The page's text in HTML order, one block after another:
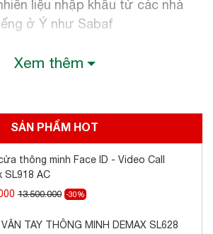
liệu nhập khẩu từ các nhà
ở Ý như Sabaf
dụng
dạng đủ kiểu dáng.
pin
lửa cải tiến, bằng cách sử dụng
không lo lắng mỗi khi cúp điện.
Xem thêm
SẢN PHẨM HOT
thông minh Face ID - Video Call
SL918 AC
13.500.000 -30%
VÂN TAY THÔNG MINH DEMAX SL628